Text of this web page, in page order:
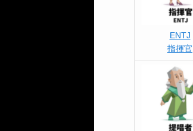
ENTJ
指揮官